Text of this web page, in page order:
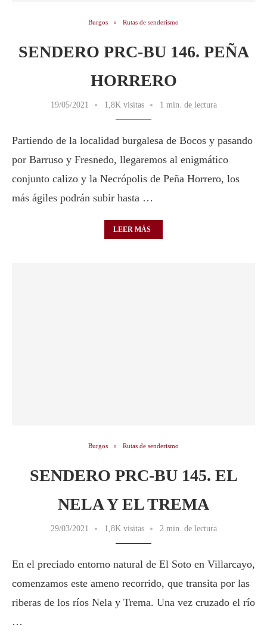
Burgos Rutas de senderismo
SENDERO PRC-BU 146. PEÑA
HORRERO
19/05/2021 1,8K visitas 1 min. de lectura
Partiendo de la localidad burgalesa de Bocos y pasando
por Barruso y Fresnedo, llegaremos al enigmático
conjunto calizo y la Necrópolis de Peña Horrero, los
más ágiles podrán subir hasta …
LEER MÁS
Burgos Rutas de senderismo
SENDERO PRC-BU 145. EL
NELA Y EL TREMA
29/03/2021 1,8K visitas 2 min. de lectura
En el preciado entorno natural de El Soto en Villarcayo,
comenzamos este ameno recorrido, que transita por las
riberas de los ríos Nela y Trema. Una vez cruzado el río
…